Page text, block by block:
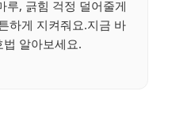
루, 긁힘 걱정 덜어줄게
하게 지켜줘요.지금 바
법 알아보세요.